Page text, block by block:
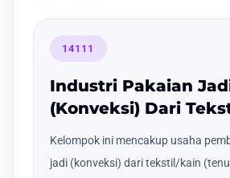
14111
Industri Pakaian
(Konveksi) Dari
Kelompok ini mencakup usaha
jadi (konveksi) dari tekstil/kain